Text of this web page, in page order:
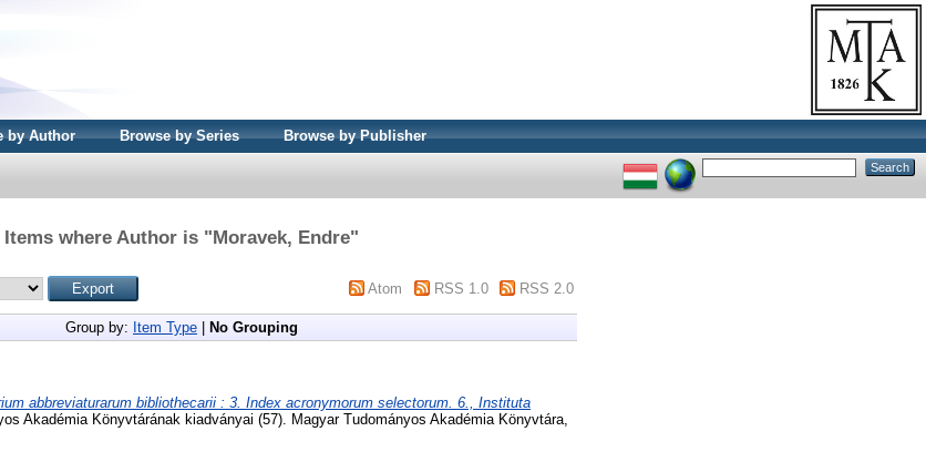
by Author Browse by Series Browse by Publisher
Items where Author is "Moravek, Endre"
Atom RSS 1.0 RSS 2.0
Group by: Item Type No Grouping
abbreviaturarum bibliothecarii : 3. Index acronymorum selectorum. 6., Instituta
Akadémia Könyvtárának kiadványai (57). Magyar Tudományos Akadémia Könyvtára,